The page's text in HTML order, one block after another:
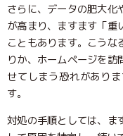
さらに、データの肥大化
が高まり、ますます「重
こともあります。こう
りか、ホームページを
せてしまう恐れがあり
す。
対処の手順としては、ま